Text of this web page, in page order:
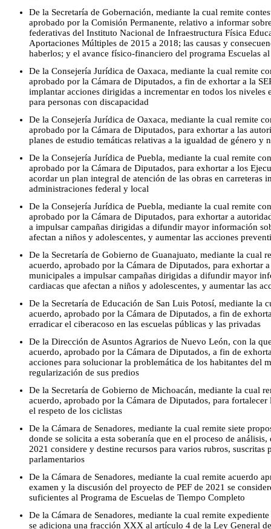
De la Secretaría de Gobernación, mediante la cual remite
aprobado por la Comisión Permanente, relativo a informar
federativas del Instituto Nacional de Infraestructura Física
Aportaciones Múltiples de 2015 a 2018; las causas y
haberlos; y el avance físico-financiero del programa Escuelas
De la Consejería Jurídica de Oaxaca, mediante la cual remite
aprobado por la Cámara de Diputados, a fin de exhortar a la
implantar acciones dirigidas a incrementar en todos los niveles
para personas con discapacidad
De la Consejería Jurídica de Oaxaca, mediante la cual remite
aprobado por la Cámara de Diputados, para exhortar a las
planes de estudio temáticas relativas a la igualdad de género y
De la Consejería Jurídica de Puebla, mediante la cual remite
aprobado por la Cámara de Diputados, para exhortar a los
acordar un plan integral de atención de las obras en carreteras
administraciones federal y local
De la Consejería Jurídica de Puebla, mediante la cual remite
aprobado por la Cámara de Diputados, para exhortar a
a impulsar campañas dirigidas a difundir mayor información
afectan a niños y adolescentes, y aumentar las acciones
De la Secretaría de Gobierno de Guanajuato, mediante la cual
acuerdo, aprobado por la Cámara de Diputados, para exhortar
municipales a impulsar campañas dirigidas a difundir mayor
cardiacas que afectan a niños y adolescentes, y aumentar las
De la Secretaría de Educación de San Luis Potosí, mediante la
acuerdo, aprobado por la Cámara de Diputados, a fin de
erradicar el ciberacoso en las escuelas públicas y las privadas
De la Dirección de Asuntos Agrarios de Nuevo León, con la
acuerdo, aprobado por la Cámara de Diputados, a fin de
acciones para solucionar la problemática de los habitantes del
regularización de sus predios
De la Secretaría de Gobierno de Michoacán, mediante la cual
acuerdo, aprobado por la Cámara de Diputados, para
el respeto de los ciclistas
De la Cámara de Senadores, mediante la cual remite siete
donde se solicita a esta soberanía que en el proceso de
2021 considere y destine recursos para varios rubros, suscritas
parlamentarios
De la Cámara de Senadores, mediante la cual remite acuerdo
examen y la discusión del proyecto de PEF de 2021 se
suficientes al Programa de Escuelas de Tiempo Completo
De la Cámara de Senadores, mediante la cual remite
se adiciona una fracción XXX al artículo 4 de la Ley General